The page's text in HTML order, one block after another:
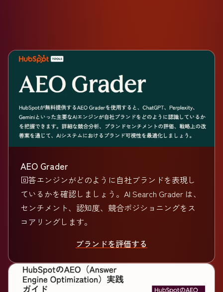
AEO Grader
回答エンジンがどのように自社ブランドを表現し
ているかを確認しましょう。AI Search Grader は、
センチメント、認知度、競合ポジショニングをス
コアリングします。
ブランドを評価する